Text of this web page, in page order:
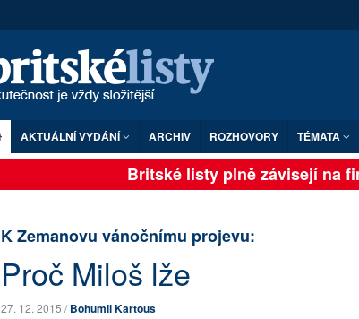
AKTUÁLNÍ VYDÁNÍ ARCHIV ROZHOVORY TÉMATA
Britské listy plně závisejí na
K Zemanovu vánočnímu projevu:
Proč Miloš lže
27. 12. 2015 /Bohumil Kartous